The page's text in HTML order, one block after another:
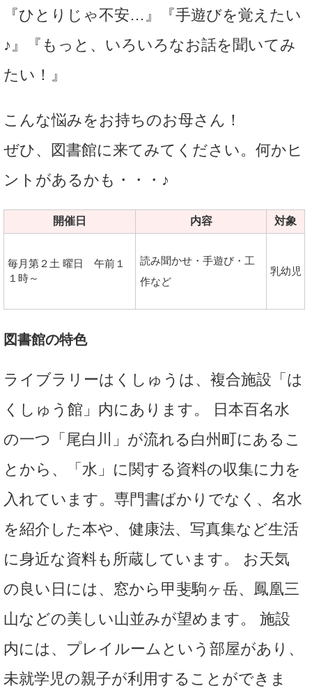
『ひとりじゃ不安…』『手遊びを覚えたい
♪』『もっと、いろいろなお話を聞いてみ
たい！』
こんな悩みをお持ちのお母さん！
ぜひ、図書館に来てみてください。何かヒ
ントがあるかも・・・♪
開催日 内容 対象
毎月第２土 曜日 午前１
１時～
読み聞かせ・手遊び・工
作など
乳幼児
図書館の特色
ライブラリーはくしゅうは、複合施設「は
くしゅう館」内にあります。 日本百名水
の一つ「尾白川」が流れる白州町にあるこ
とから、「水」に関する資料の収集に力を
入れています。専門書ばかりでなく、名水
を紹介した本や、健康法、写真集など生活
に身近な資料も所蔵しています。 お天気
の良い日には、窓から甲斐駒ヶ岳、鳳凰三
山などの美しい山並みが望めます。 施設
内には、プレイルームという部屋があり、
未就学児の親子が利用することができま